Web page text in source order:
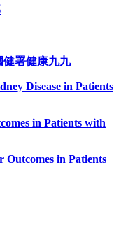
健署健康九九
Disease in Patients
in Patients with
Outcomes in Patients